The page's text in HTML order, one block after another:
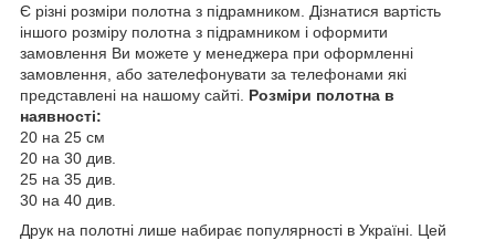
Є різні розміри полотна з підрамником. Дізнатися вартість
іншого розміру полотна з підрамником і оформити
замовлення Ви можете у менеджера при оформленні
замовлення, або зателефонувати за телефонами які
представлені на нашому сайті. Розміри полотна в
наявності:
20 на 25 см
20 на 30 див.
25 на 35 див.
30 на 40 див.
Друк на полотні лише набирає популярності в Україні. Цей